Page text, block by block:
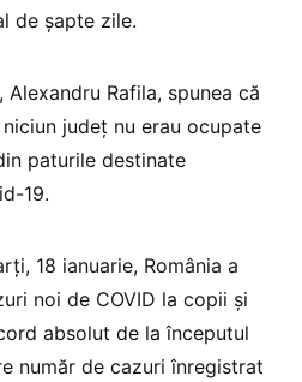
de șapte zile.
Rafila, spunea că
județ nu erau ocupate
paturile destinate
19.
18 ianuarie, România a
noi de COVID la copii și
absolut de la începutul
număr de cazuri înregistrat